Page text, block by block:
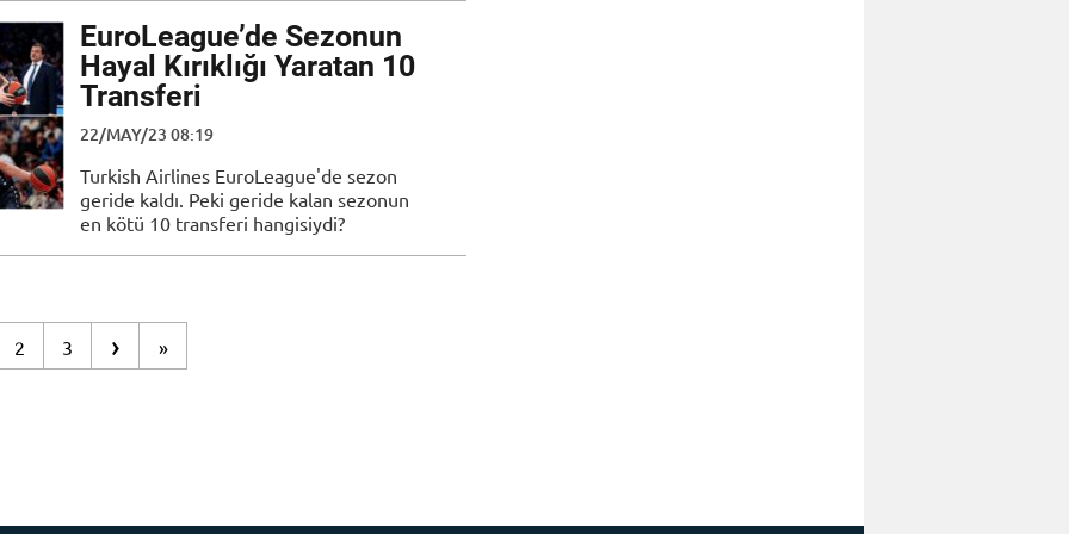
EuroLeague’de Sezonun
Hayal Kırıklığı Yaratan 10
Transferi
22/MAY/23 08:19
Turkish Airlines EuroLeague'de sezon
geride kaldı. Peki geride kalan sezonun
en kötü 10 transferi hangisiydi?
2 3 › »